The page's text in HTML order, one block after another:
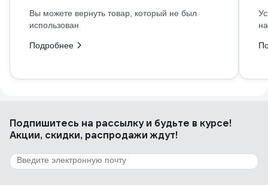
Вы можете вернуть товар, который не был
использован
Подробнее
Подпишитесь на рассылкуи будьте в курсе!
Акции, скидки, распродажи ждут!